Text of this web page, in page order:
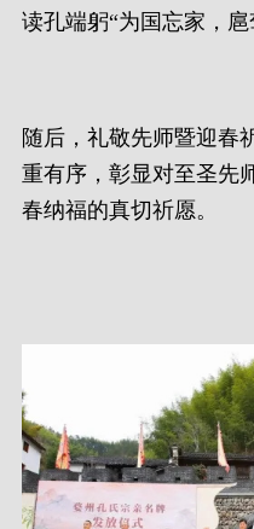
读孔端躬“为国忘家，扈
随后，礼敬先师暨迎春
重有序，彰显对至圣先
春纳福的真切祈愿。